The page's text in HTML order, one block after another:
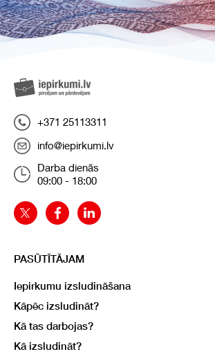
+371 25113311
info@iepirkumi.lv
Darba dienās
09:00 - 18:00
PASŪTĪTĀJAM
Iepirkumu izsludināšana
Kāpēc izsludināt?
Kā tas darbojas?
Kā izsludināt?